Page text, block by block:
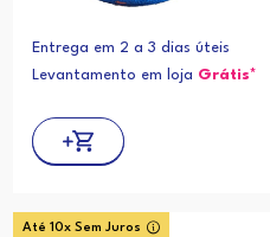
Entrega em 2 a 3 dias úteis
Levantamento em loja Grátis*
Até 10x Sem Juros